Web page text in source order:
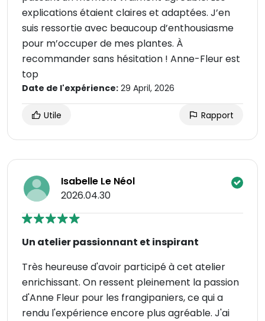
explications étaient claires et adaptées. J’en
suis ressortie avec beaucoup d’enthousiasme
pour m’occuper de mes plantes. À
recommander sans hésitation ! Anne-Fleur est
top
Date de l'expérience: 29 April, 2026
Utile Rapport
Isabelle Le Néol
2026.04.30
Un atelier passionnant et inspirant
Très heureuse d'avoir participé à cet atelier
enrichissant. On ressent pleinement la passion
d'Anne Fleur pour les frangipaniers, ce qui a
rendu l'expérience encore plus agréable. J'ai